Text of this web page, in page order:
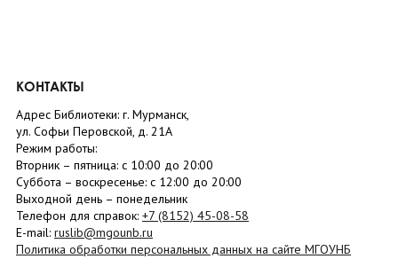
КОНТАКТЫ
Адрес Библиотеки: г. Мурманск,
ул. Софьи Перовской, д. 21А
Режим работы:
Вторник – пятница: с 10:00 до 20:00
Суббота – воскресенье: c 12:00 до 20:00
Выходной день – понедельник
Телефон для справок: +7 (8152) 45-08-58
E-mail: ruslib@mgounb.ru
Политика обработки персональных данных на сайте МГОУНБ